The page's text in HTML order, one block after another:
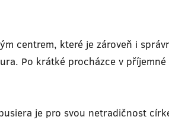
centrem, které je zároveň i
Po krátké procházce v příjemné
je pro svou netradičnost